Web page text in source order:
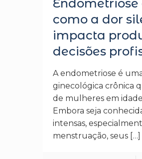
como a dor
impacta
decisões
A endometriose é
ginecológica crônica
de mulheres em
Embora seja
intensas,
menstruação, seus […]